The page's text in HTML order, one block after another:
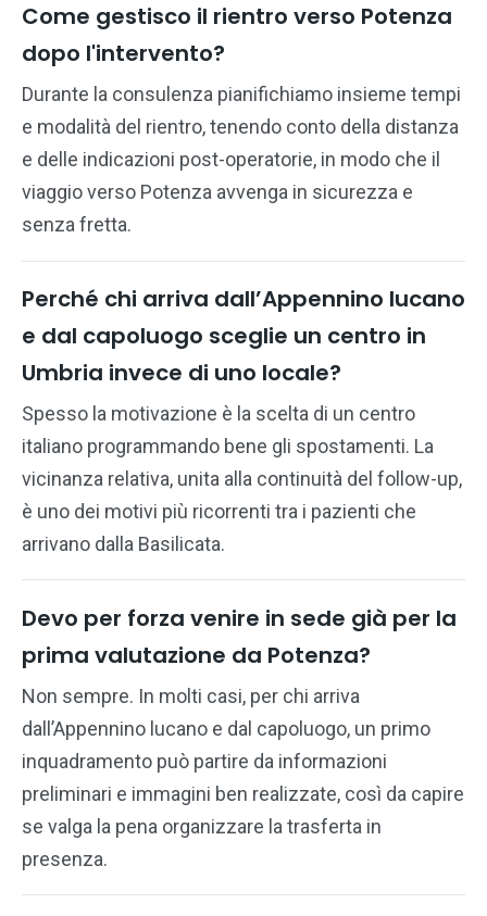
Come gestisco il rientro verso Potenza
dopo l'intervento?
Durante la consulenza pianifichiamo insieme tempi
e modalità del rientro, tenendo conto della distanza
e delle indicazioni post-operatorie, in modo che il
viaggio verso Potenza avvenga in sicurezza e
senza fretta.
Perché chi arriva dall’Appennino lucano
e dal capoluogo sceglie un centro in
Umbria invece di uno locale?
Spesso la motivazione è la scelta di un centro
italiano programmando bene gli spostamenti. La
vicinanza relativa, unita alla continuità del follow-up,
è uno dei motivi più ricorrenti tra i pazienti che
arrivano dalla Basilicata.
Devo per forza venire in sede già per la
prima valutazione da Potenza?
Non sempre. In molti casi, per chi arriva
dall’Appennino lucano e dal capoluogo, un primo
inquadramento può partire da informazioni
preliminari e immagini ben realizzate, così da capire
se valga la pena organizzare la trasferta in
presenza.